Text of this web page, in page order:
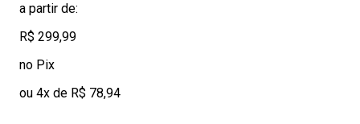
a partir de:
R$ 299,99
no Pix
ou 4x de R$ 78,94